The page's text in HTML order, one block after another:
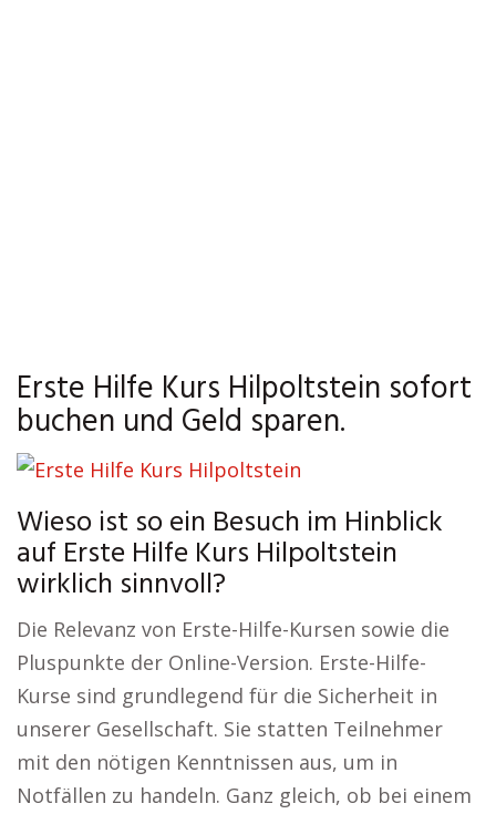
Erste Hilfe Kurs Hilpoltstein sofort
buchen und Geld sparen.
Wieso ist so ein Besuch im Hinblick
auf Erste Hilfe Kurs Hilpoltstein
wirklich sinnvoll?
Die Relevanz von Erste-Hilfe-Kursen sowie die
Pluspunkte der Online-Version. Erste-Hilfe-
Kurse sind grundlegend für die Sicherheit in
unserer Gesellschaft. Sie statten Teilnehmer
mit den nötigen Kenntnissen aus, um in
Notfällen zu handeln. Ganz gleich, ob bei einem